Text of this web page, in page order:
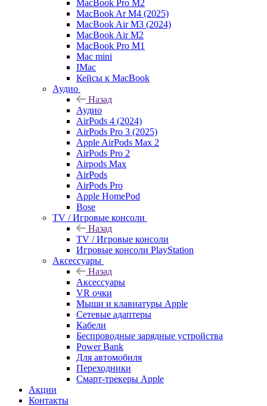
MacBook Pro M2
MacBook Ar M4 (2025)
MacBook Air M3 (2024)
MacBook Air M2
MacBook Pro M1
Mac mini
IMac
Кейсы к MacBook
Аудио
Назад
Аудио
AirPods 4 (2024)
AirPods Pro 3 (2025)
Apple AirPods Max 2
AirPods Pro 2
Airpods Max
AirPods
AirPods Pro
Apple HomePod
Bose
TV / Игровые консоли
Назад
TV / Игровые консоли
Игровые консоли PlayStation
Аксессуары
Назад
Аксессуары
VR очки
Мыши и клавиатуры Apple
Сетевые адаптеры
Кабели
Беспроводные зарядные устройства
Power Bank
Для автомобиля
Переходники
Смарт-трекеры Apple
Акции
Контакты